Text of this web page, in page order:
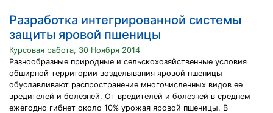
Разработка интегрированной системы
защиты яровой пшеницы
Курсовая работа, 30 Ноября 2014
Разнообразные природные и сельскохозяйственные условия
обширной территории возделывания яровой пшеницы
обуславливают распространение многочисленных видов ее
вредителей и болезней. От вредителей и болезней в среднем
ежегодно гибнет около 10% урожая яровой пшеницы. В